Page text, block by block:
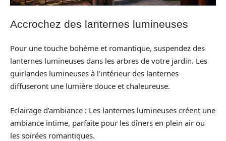
Accrochez des lanternes lumineuses
Pour une touche bohème et romantique, suspendez des
lanternes lumineuses dans les arbres de votre jardin. Les
guirlandes lumineuses à l’intérieur des lanternes
diffuseront une lumière douce et chaleureuse.
Eclairage d’ambiance : Les lanternes lumineuses créent une
ambiance intime, parfaite pour les dîners en plein air ou
les soirées romantiques.